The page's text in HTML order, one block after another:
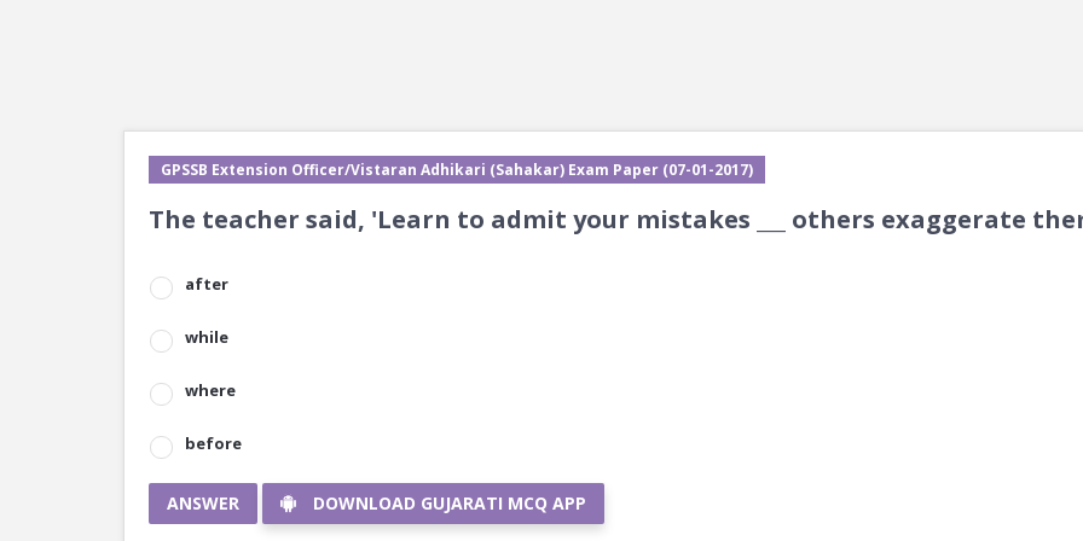
GPSSB Extension Officer/Vistaran Adhikari (Sahakar) Exam Paper (07-01-2017)
The teacher said, 'Learn to admit your mistakes ___ others exaggerate
after
while
where
before
ANSWER DOWNLOAD GUJARATI MCQ APP